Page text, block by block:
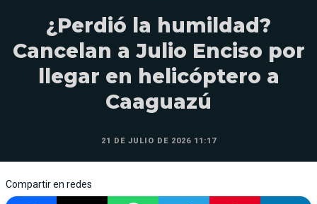
¿Perdió la humildad?
Cancelan a Julio Enciso por
llegar en helicóptero a
Caaguazú
21 DE JULIO DE 2026 11:17
Compartir en redes